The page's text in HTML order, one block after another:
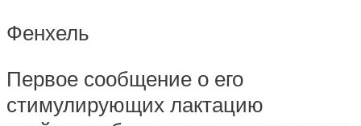
Фенхель
Первое сообщение о его
стимулирующих лактацию